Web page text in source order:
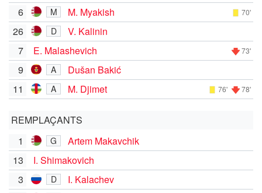
6 M M. Myakish 70'
26 D
V. Kalinin
7
E. Malashevich 73'
9 A
Dušan Bakić
11
A M. Djimet 76' 78'
REMPLAÇANTS
1
G
Artem Makavchik
13
I. Shimakovich
3
D
I. Kalachev